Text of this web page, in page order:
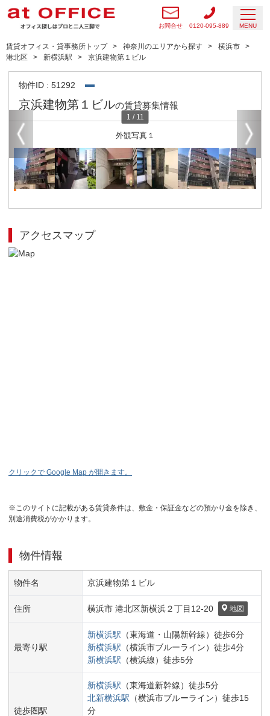
お問合せ 0120-095-889 MENU
賃貸オフィス・貸事務所トップ 神奈川のエリアから探す
横浜市
港北区
新横浜駅 京浜建物第１ビル
物件ID : 51292
京浜建物第１ビルの賃貸募集情報
外観写真１
1 / 11
アクセスマップ
クリックで Google Map が開きます。
※このサイトに記載がある賃貸条件は、敷金・保証金などの預かり金を除き、
別途消費税がかかります。
物件情報
物件名 京浜建物第１ビル
住所 横浜市 港北区新横浜２丁目 12-20 地図
最寄り駅
新横浜駅 （東海道・山陽新幹線） 徒歩6分
新横浜駅 （横浜市ブルーライン） 徒歩4分
新横浜駅 （横浜線） 徒歩5分
徒歩圏駅
新横浜駅 （東海道新幹線） 徒歩5分
北新横浜駅 （横浜市ブルーライン） 徒歩15
分